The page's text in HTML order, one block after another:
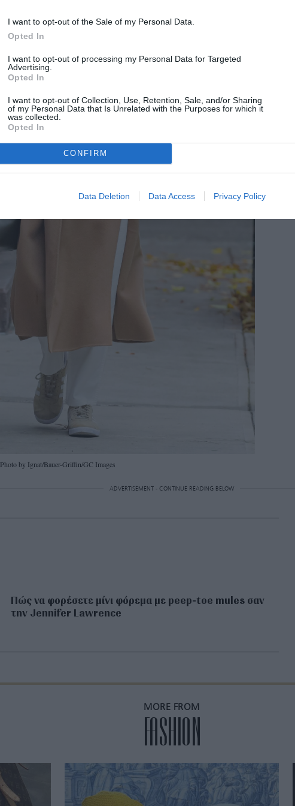
I want to opt-out of the Sale of my Personal Data.
Opted In
I want to opt-out of processing my Personal Data for Targeted
Advertising.
Opted In
I want to opt-out of Collection, Use, Retention, Sale, and/or Sharing
of my Personal Data that Is Unrelated with the Purposes for which it
was collected.
Opted In
CONFIRM
Data Deletion Data Access Privacy Policy
Photo by Ignat/Bauer-Griffin/GC Images
ADVERTISEMENT - CONTINUE READING BELOW
Πώς να φορέσετε μίνι φόρεμα με peep-toe mules σαν
την Jennifer Lawrence
MORE FROM
FASHION